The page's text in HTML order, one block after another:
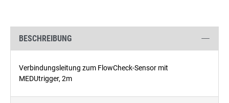
BESCHREIBUNG
Verbindungsleitung zum FlowCheck-Sensor mit
MEDUtrigger, 2m